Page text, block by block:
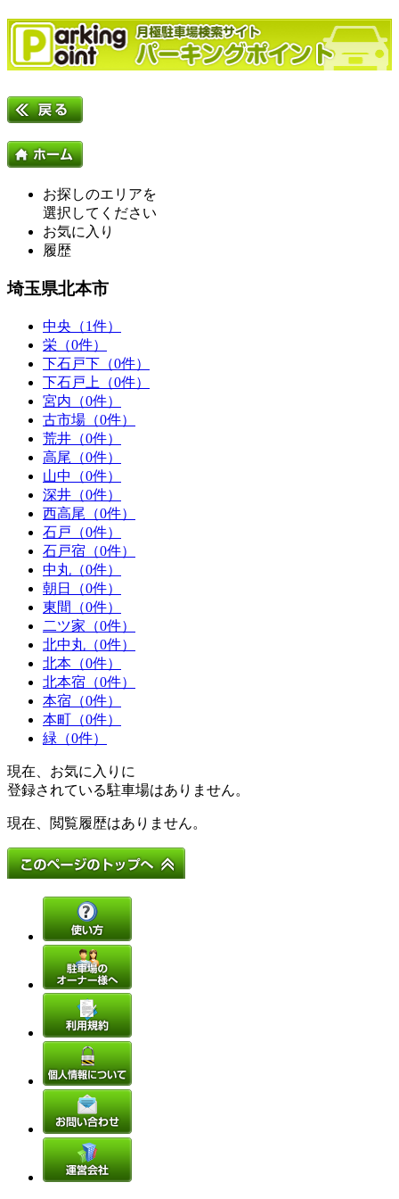
お探しのエリアを
選択してください
お気に入り
履歴
埼玉県北本市
中央（1件）
栄（0件）
下石戸下（0件）
下石戸上（0件）
宮内（0件）
古市場（0件）
荒井（0件）
高尾（0件）
山中（0件）
深井（0件）
西高尾（0件）
石戸（0件）
石戸宿（0件）
中丸（0件）
朝日（0件）
東間（0件）
二ツ家（0件）
北中丸（0件）
北本（0件）
北本宿（0件）
本宿（0件）
本町（0件）
緑（0件）
現在、お気に入りに
登録されている駐車場はありません。
現在、閲覧履歴はありません。